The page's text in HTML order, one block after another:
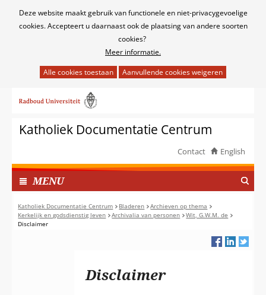
Cookies
Deze website maakt gebruik van functionele en niet-privacygevoelige
cookies. Accepteert u daarnaast ook de plaatsing van andere soorten
cookies?
Meer informatie.
het
van
cookies
deze
website
worden
toegestaan
of
geweigerd.
naar
inhoudKatholiek Documentatie Centrum
Contact English
MENUI
N
G
E
Katholiek Documentatie Centrum Bladeren
Archieven op thema
Kerkelijk en godsdienstig leven
Archivalia van personen
Wit, G.W.M. de
Disclaimer
Disclaimer